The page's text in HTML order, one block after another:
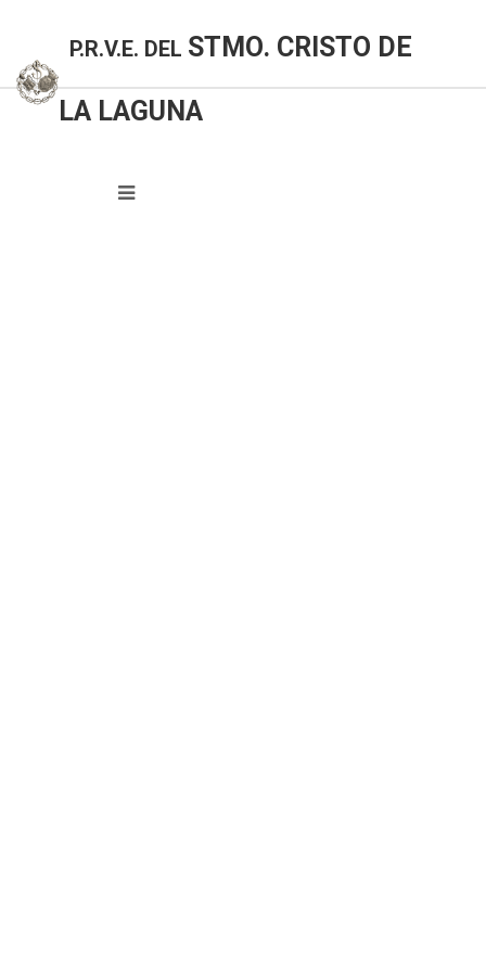
P.R.V.E. DEL STMO. CRISTO DE
LA LAGUNA